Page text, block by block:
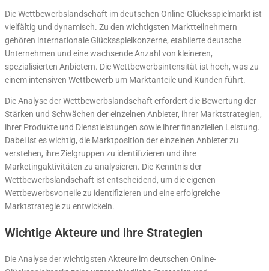
Die Wettbewerbslandschaft im deutschen Online-Glücksspielmarkt ist
vielfältig und dynamisch. Zu den wichtigsten Marktteilnehmern
gehören internationale Glücksspielkonzerne, etablierte deutsche
Unternehmen und eine wachsende Anzahl von kleineren,
spezialisierten Anbietern. Die Wettbewerbsintensität ist hoch, was zu
einem intensiven Wettbewerb um Marktanteile und Kunden führt.
Die Analyse der Wettbewerbslandschaft erfordert die Bewertung der
Stärken und Schwächen der einzelnen Anbieter, ihrer Marktstrategien,
ihrer Produkte und Dienstleistungen sowie ihrer finanziellen Leistung.
Dabei ist es wichtig, die Marktposition der einzelnen Anbieter zu
verstehen, ihre Zielgruppen zu identifizieren und ihre
Marketingaktivitäten zu analysieren. Die Kenntnis der
Wettbewerbslandschaft ist entscheidend, um die eigenen
Wettbewerbsvorteile zu identifizieren und eine erfolgreiche
Marktstrategie zu entwickeln.
Wichtige Akteure und ihre Strategien
Die Analyse der wichtigsten Akteure im deutschen Online-